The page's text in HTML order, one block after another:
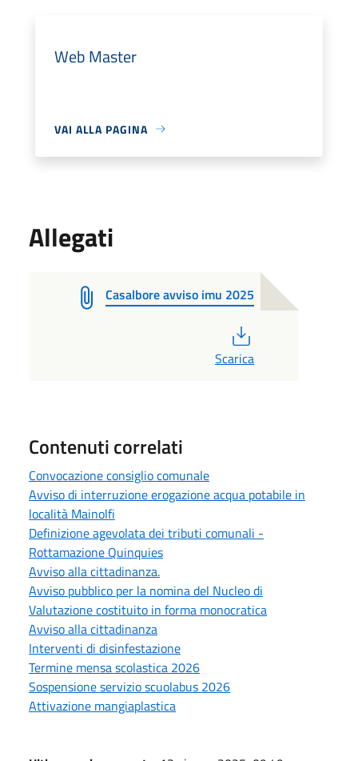
Web Master
VAI ALLA PAGINA
Allegati
Casalbore avviso imu 2025
Scarica
Contenuti correlati
Convocazione consiglio comunale
Avviso di interruzione erogazione acqua potabile in
località Mainolfi
Definizione agevolata dei tributi comunali -
Rottamazione Quinquies
Avviso alla cittadinanza.
Avviso pubblico per la nomina del Nucleo di
Valutazione costituito in forma monocratica
Avviso alla cittadinanza
Interventi di disinfestazione
Termine mensa scolastica 2026
Sospensione servizio scuolabus 2026
Attivazione mangiaplastica